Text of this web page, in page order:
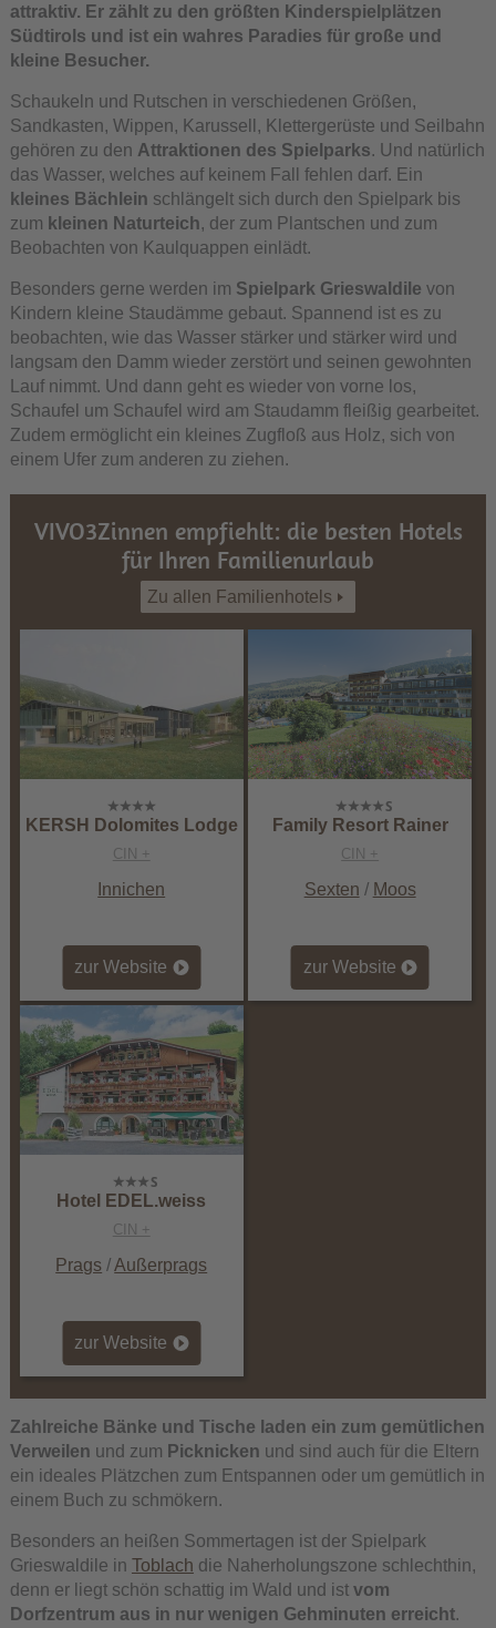
attraktiv. Er zählt zu den größten Kinderspielplätzen
Südtirols und ist ein wahres Paradies für große und
kleine Besucher.
Schaukeln und Rutschen in verschiedenen Größen,
Sandkasten, Wippen, Karussell, Klettergerüste und Seilbahn
gehören zu den Attraktionen des Spielparks. Und natürlich
das Wasser, welches auf keinem Fall fehlen darf. Ein
kleines Bächlein schlängelt sich durch den Spielpark bis
zum kleinen Naturteich, der zum Plantschen und zum
Beobachten von Kaulquappen einlädt.
Besonders gerne werden im Spielpark Grieswaldile von
Kindern kleine Staudämme gebaut. Spannend ist es zu
beobachten, wie das Wasser stärker und stärker wird und
langsam den Damm wieder zerstört und seinen gewohnten
Lauf nimmt. Und dann geht es wieder von vorne los,
Schaufel um Schaufel wird am Staudamm fleißig gearbeitet.
Zudem ermöglicht ein kleines Zugfloß aus Holz, sich von
einem Ufer zum anderen zu ziehen.
VIVO3Zinnen empfiehlt: die besten Hotels
für Ihren Familienurlaub
Zu allen Familienhotels
KERSH Dolomites Lodge
CIN +
Innichen
zur Website
Family Resort Rainer
CIN +
Sexten / Moos
zur Website
Hotel EDEL.weiss
CIN +
Prags /Außerprags
zur Website
Zahlreiche Bänke und Tische laden ein zum gemütlichen
Verweilen und zum Picknicken und sind auch für die Eltern
ein ideales Plätzchen zum Entspannen oder um gemütlich in
einem Buch zu schmökern.
Besonders an heißen Sommertagen ist der Spielpark
Grieswaldile in Toblach die Naherholungszone schlechthin,
denn er liegt schön schattig im Wald und ist vom
Dorfzentrum aus in nur wenigen Gehminuten erreicht.